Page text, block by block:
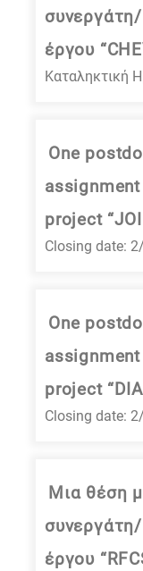
έργου
Καταληκτική
One
project
Closing date:
One
project
Closing date:
Μια θέση
έργου